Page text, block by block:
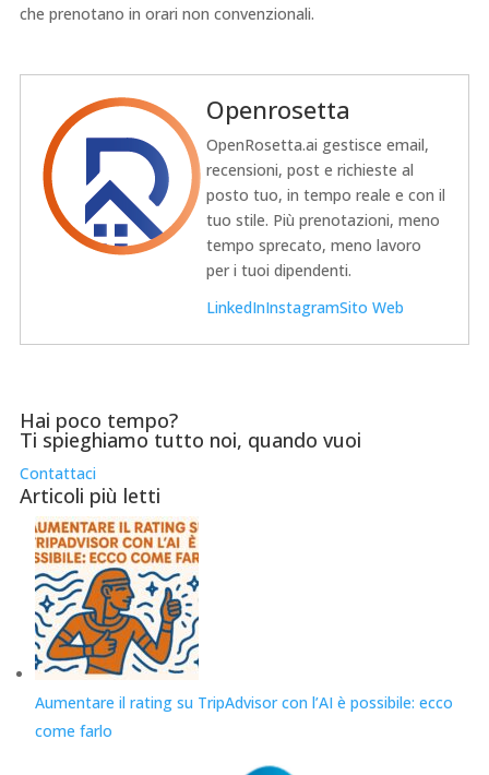
che prenotano in orari non convenzionali.
Openrosetta
OpenRosetta.ai gestisce email,
recensioni, post e richieste al
posto tuo, in tempo reale e con il
tuo stile. Più prenotazioni, meno
tempo sprecato, meno lavoro
per i tuoi dipendenti.
LinkedInInstagramSito Web
Hai poco tempo?
Ti spieghiamo tutto noi, quando vuoi
Contattaci
Articoli più letti
Aumentare il rating su TripAdvisor con l’AI è possibile: ecco
come farlo